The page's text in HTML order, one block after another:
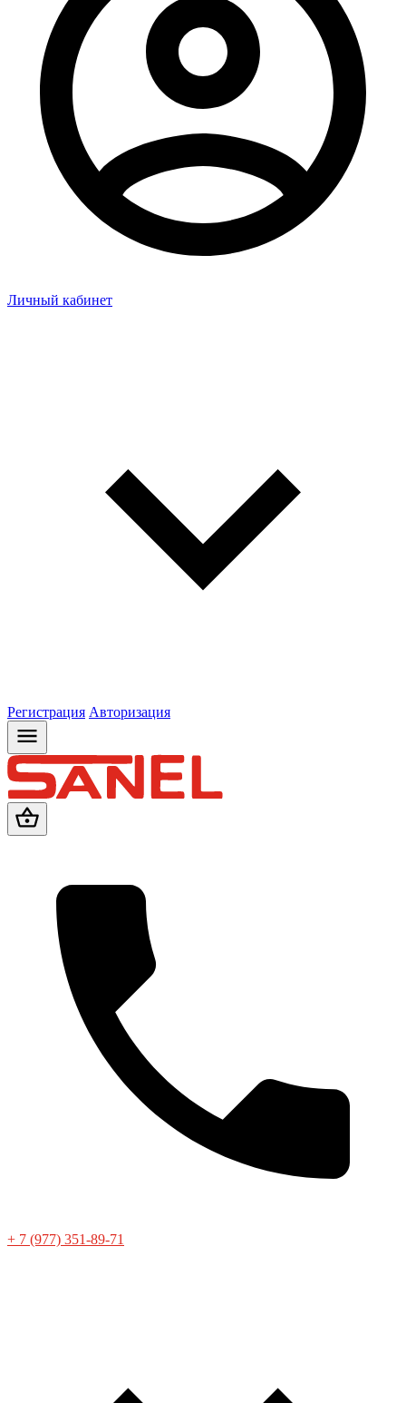
Личный кабинет
Регистрация Авторизация
+ 7 (977) 351-89-71